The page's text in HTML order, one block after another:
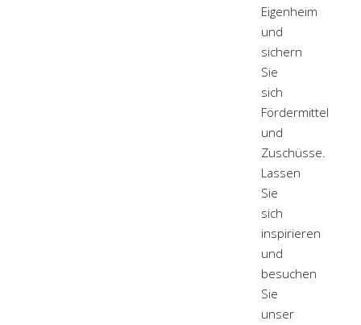
Eigenheim
und
sichern
Sie
sich
Fördermittel
und
Zuschüsse.
Lassen
Sie
sich
inspirieren
und
besuchen
Sie
unser